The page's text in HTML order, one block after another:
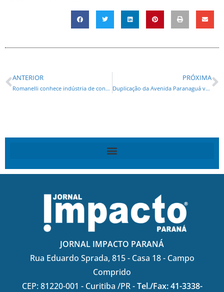
ANTERIOR
Romanelli conhece indústria de confecção de roupas em Cianorte
PRÓXIMA
Duplicação da Avenida Paranaguá vai mudar Litoral do Paraná
JORNAL IMPACTO PARANÁ
Rua Eduardo Sprada, 815 - Casa 18 - Campo
Comprido
CEP: 81220-001 - Curitiba /PR -Tel./Fax: 41-3338-